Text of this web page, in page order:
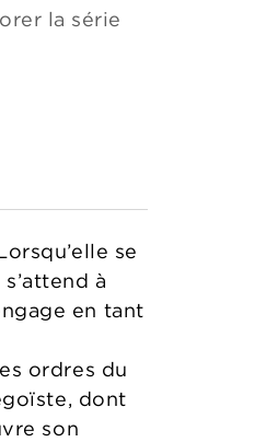
la série
se
à
en tant
ordres du
dont
son